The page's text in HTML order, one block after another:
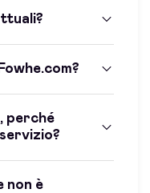
perché
non è